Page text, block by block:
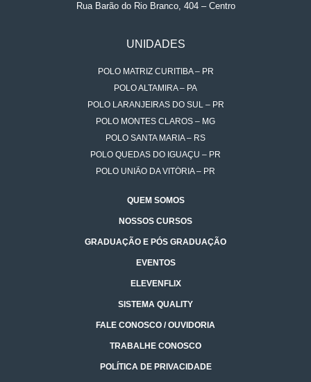
Rua Barão do Rio Branco, 404 – Centro
UNIDADES
POLO MATRIZ CURITIBA – PR
POLO ALTAMIRA – PA
POLO LARANJEIRAS DO SUL – PR
POLO MONTES CLAROS – MG
POLO SANTA MARIA – RS
POLO QUEDAS DO IGUAÇU – PR
POLO UNIÃO DA VITÓRIA – PR
QUEM SOMOS
NOSSOS CURSOS
GRADUAÇÃO E PÓS GRADUAÇÃO
EVENTOS
ELEVENFLIX
SISTEMA QUALITY
FALE CONOSCO / OUVIDORIA
TRABALHE CONOSCO
POLÍTICA DE PRIVACIDADE